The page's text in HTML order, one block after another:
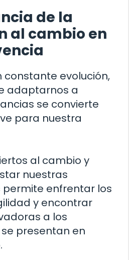
de la
al cambio en
constante evolución,
adaptarnos a
se convierte
para nuestra
al cambio y
nuestras
enfrentar los
y encontrar
a los
presentan en